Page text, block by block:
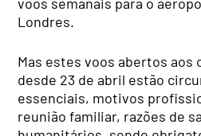
Londres.
Mas estes voos abertos aos
desde 23 de abril estão
essenciais, motivos
reunião familiar, razões de